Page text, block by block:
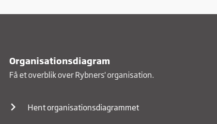
Organisationsdiagram
Få et overblik over Rybners' organisation.
Hent organisationsdiagrammet